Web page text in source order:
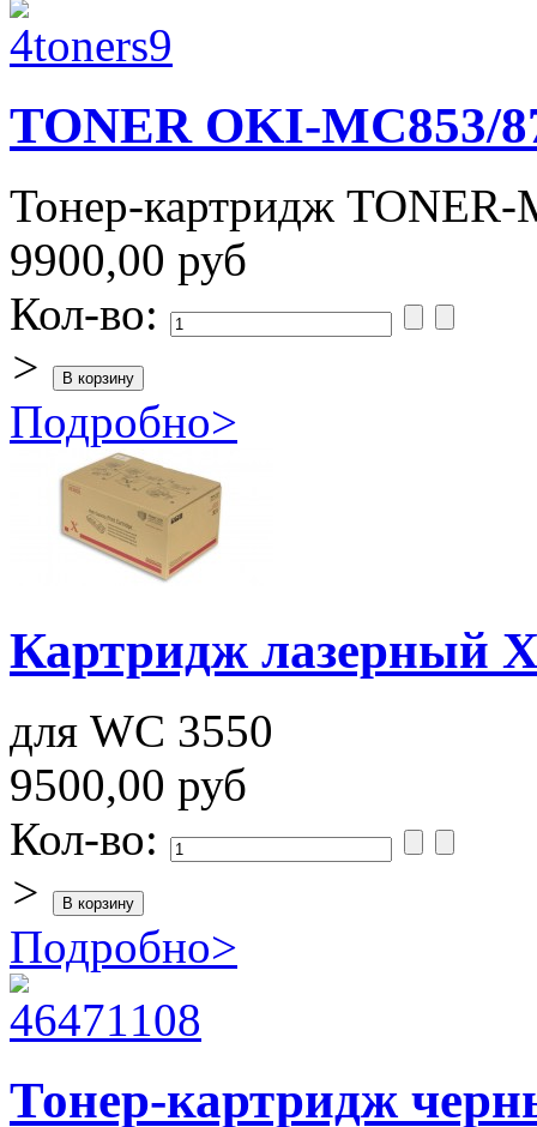
TONER OKI-MC853/
Тонер-картридж
9900,00 руб
Кол-во:
>
Подробно>
Картридж лазерный
для WC 3550
9500,00 руб
Кол-во:
>
Подробно>
Тонер-картридж